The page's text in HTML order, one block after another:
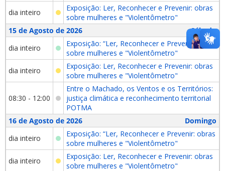
dia inteiro
Exposição: Ler, Reconhecer e Prevenir: obras
sobre mulheres e "Violentômetro"
15 de Agosto de 2026
Sábado
dia inteiro
Exposição: “Ler, Reconhecer e Prevenir: obras
sobre mulheres e "Violentômetro"
dia inteiro
Exposição: Ler, Reconhecer e Prevenir: obras
sobre mulheres e "Violentômetro"
08:30 - 12:00
Entre o Machado, os Ventos e os Territórios:
justiça climática e reconhecimento territorial
POTMA
16 de Agosto de 2026
Domingo
dia inteiro
Exposição: “Ler, Reconhecer e Prevenir: obras
sobre mulheres e "Violentômetro"
dia inteiro
Exposição: Ler, Reconhecer e Prevenir: obras
sobre mulheres e "Violentômetro"